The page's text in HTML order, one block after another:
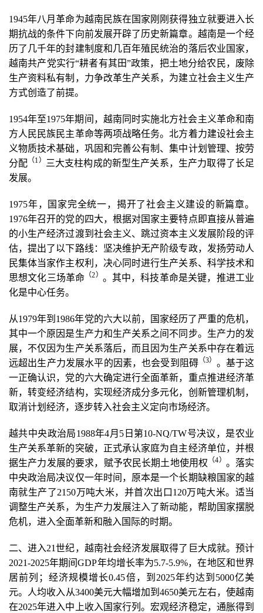
1945年八月革命为越南民族在国家刚刚获得独立就要进入长
期抗战的条件下向前发展开辟了历史新篇章。越南是一个经
历了几千年的封建制度和几百年殖民统治的落后农业国家，
越南共产党实行“耕者有其田”政策，把土地分给农民，废除
生产资料私有制，力争改革生产关系，为建立社会主义生产
方式创造了前提。
1954年至1975年期间，越南同时实施北方社会主义革命和南
方人民民族民主革命等两项战略任务。北方着力建设社会主
义物质技术基础，巩固和完善公有制、集中计划管理、按劳
分配 （1）
三大支柱构成的新型生产关系，生产力取得了长足
发展。
1975年，国家完全统一，揭开了社会主义建设的新篇章。
1976年召开的党的四大，根据对国家主要特点即直接从普遍
的小生产经济过渡到社会主义、跳过资本主义发展阶段的评
估，提出了以下路线：坚决维护无产阶级专政，发扬劳动人
民集体当家作主权利，决心同时进行生产关系、科学技术和
思想文化三场革命 （2） 。其中，科技革命是关键，推进工业
化是中心任务。
从1979年到1986年党的六大以前，国家经历了严重的危机，
其中一个原因是生产力和生产关系之间不同步。生产力的发
展，不仅因为生产关系落后，而且因为生产关系中存在着远
远超出生产力发展水平的因素，也会受到阻碍 （3） 。基于这
一正确认识，党的六大确定进行全面革新，重点推进经济革
新，转变经济结构，实现经济成分多元化，创新管理机制，
取消计划经济，逐步转入社会主义定向市场经济。
越共中央政治局1988年4月5日第10-NQ/TW号决议，是农业
生产关系革新的突破，正式承认家庭为自主经济单位，并根
据生产力发展的要求，赋予农民长期土地使用权 （4） 。落实
中央政治局决议仅一年时间，原本是一个长期缺粮国家的越
南就生产了2150万吨大米，并首次出口120万吨大米。适当
调整生产关系，为生产力发展注入了新动能，帮助国家摆脱
危机，进入全面革新和融入国际的时期。
二、进入21世纪，越南社会经济发展取得了巨大成就。预计
2021-2025年期间GDP年均增长率为5.7-5.9%，在地区和世界
居前列；经济规模增长0.45倍，到2025年约达到5000亿美
元。人均收入从3400美元大幅增加到4650美元左右，使越南
在2025年进入中上收入国家行列。宏观经济稳定，通胀得到